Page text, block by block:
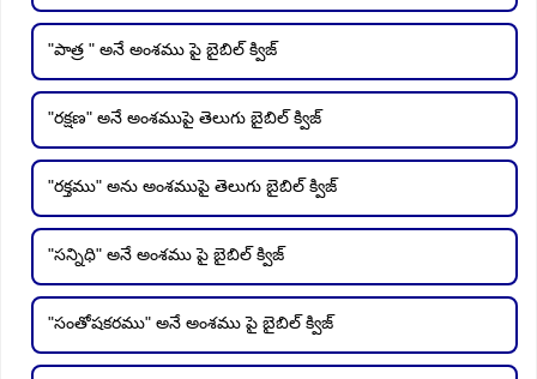
"పాత్ర " అనే అంశము పై బైబిల్ క్విజ్
"రక్షణ" అనే అంశముపై తెలుగు బైబిల్ క్విజ్
"రక్తము" అను అంశముపై తెలుగు బైబిల్ క్విజ్
"సన్నిధి" అనే అంశము పై బైబిల్ క్విజ్
"సంతోషకరము" అనే అంశము పై బైబిల్ క్విజ్